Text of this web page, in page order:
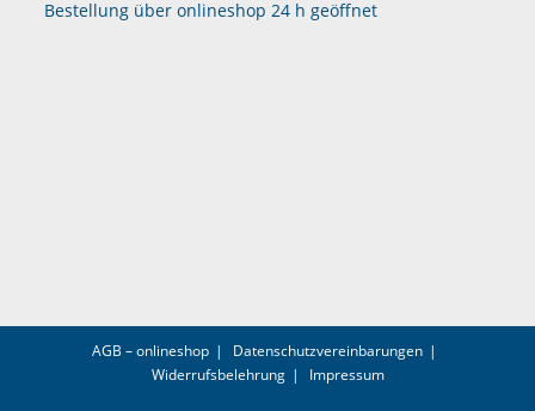
Bestellung über onlineshop 24 h geöffnet
AGB – onlineshop
Datenschutzvereinbarungen
Widerrufsbelehrung
Impressum